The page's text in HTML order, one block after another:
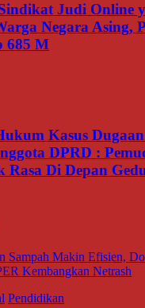
Judi Online
Negara Asing,
685 M
Kasus
DPRD :
Di Depan
Pendidikan